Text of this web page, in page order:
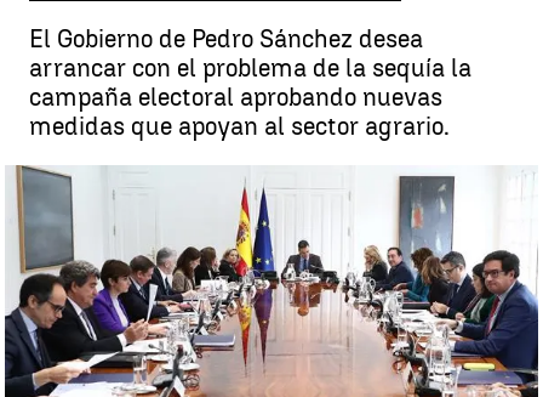
El Gobierno de Pedro Sánchez desea
arrancar con el problema de la sequía la
campaña electoral aprobando nuevas
medidas que apoyan al sector agrario.
Así es el nuevo paquete de medidas aprobado por el Gobierno contra
la sequía |
Miguel Salazar
Publicado:11 de mayo de 2023, 16:25